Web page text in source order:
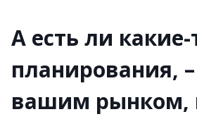
А есть ли
планирования,
вашим рынком,